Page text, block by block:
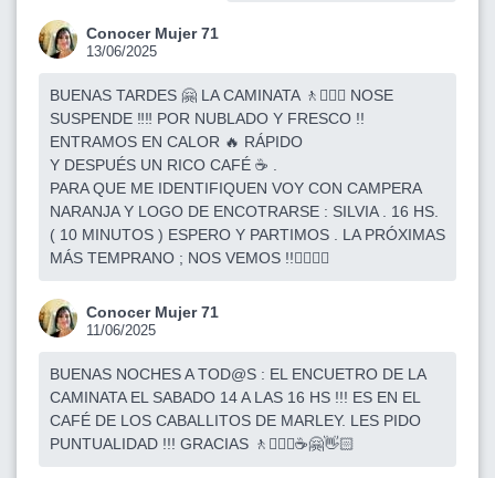
Conocer Mujer 71
13/06/2025
BUENAS TARDES 🤗 LA CAMINATA 🚶🚶🏽‍♀️ NOSE
SUSPENDE ‼️‼️ POR NUBLADO Y FRESCO !!
ENTRAMOS EN CALOR 🔥 RÁPIDO
Y DESPUÉS UN RICO CAFÉ ☕️ .
PARA QUE ME IDENTIFIQUEN VOY CON CAMPERA
NARANJA Y LOGO DE ENCOTRARSE : SILVIA . 16 HS.
( 10 MINUTOS ) ESPERO Y PARTIMOS . LA PRÓXIMAS
MÁS TEMPRANO ; NOS VEMOS !!👍🏻👋🏻
Conocer Mujer 71
11/06/2025
BUENAS NOCHES A TOD@S : EL ENCUETRO DE LA
CAMINATA EL SABADO 14 A LAS 16 HS !!! ES EN EL
CAFÉ DE LOS CABALLITOS DE MARLEY. LES PIDO
PUNTUALIDAD !!! GRACIAS 🚶🚶🏽‍♀️☕️🤗👋🏻